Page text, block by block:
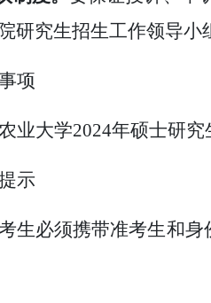
研究生招生工作领导
项
业大学2024年硕士研
示
生必须携带准考生和